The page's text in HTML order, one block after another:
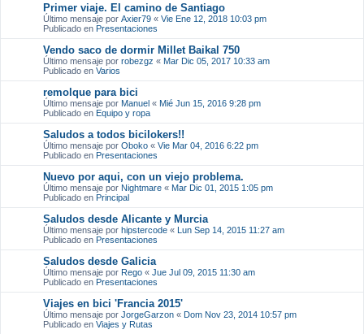
Primer viaje. El camino de Santiago
Último mensaje por Axier79 « Vie Ene 12, 2018 10:03 pm
Publicado en Presentaciones
Vendo saco de dormir Millet Baikal 750
Último mensaje por robezgz « Mar Dic 05, 2017 10:33 am
Publicado en Varios
remolque para bici
Último mensaje por Manuel « Mié Jun 15, 2016 9:28 pm
Publicado en Equipo y ropa
Saludos a todos bicilokers!!
Último mensaje por Oboko « Vie Mar 04, 2016 6:22 pm
Publicado en Presentaciones
Nuevo por aqui, con un viejo problema.
Último mensaje por Nightmare « Mar Dic 01, 2015 1:05 pm
Publicado en Principal
Saludos desde Alicante y Murcia
Último mensaje por hipstercode « Lun Sep 14, 2015 11:27 am
Publicado en Presentaciones
Saludos desde Galicia
Último mensaje por Rego « Jue Jul 09, 2015 11:30 am
Publicado en Presentaciones
Viajes en bici 'Francia 2015'
Último mensaje por JorgeGarzon « Dom Nov 23, 2014 10:57 pm
Publicado en Viajes y Rutas